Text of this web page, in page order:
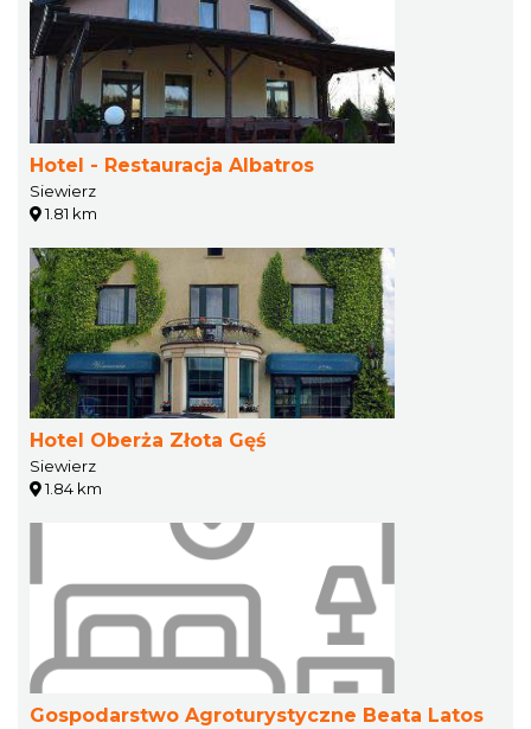
Hotel - Restauracja Albatros
Siewierz
1.81 km
Hotel Oberża Złota Gęś
Siewierz
1.84 km
Gospodarstwo Agroturystyczne Beata Latos